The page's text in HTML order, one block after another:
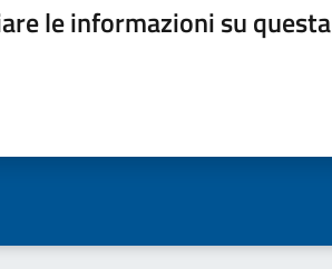
le informazioni su questa